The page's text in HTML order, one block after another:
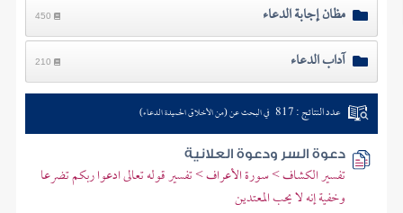
مظان إجابة الدعاء 450
آداب الدعاء 210
عدد النتائج : 817 في البحث عن (من الأخلاق الحميدة الدعاء)
دعوة السر ودعوة العلانية
تفسير الكشاف > سورة الأعراف > تفسير قوله تعالى ادعوا ربكم تضرعا
وخفية إنه لا يحب المعتدين